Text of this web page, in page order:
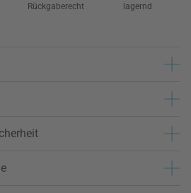
Rückgaberecht
lagernd